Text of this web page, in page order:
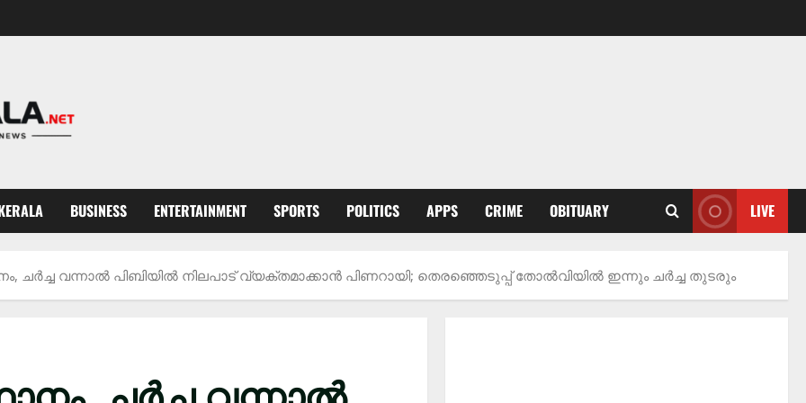
BUSINESS ENTERTAINMENT SPORTS POLITICS APPS CRIME OBITUARY LIVE
ചർച്ച വന്നാൽ പിബിയിൽ നിലപാട് വ്യക്തമാക്കാൻ പിണറായി; തെരഞ്ഞെടുപ്പ് തോൽവിയിൽ ഇന്നും ചർച്ച തുടരും